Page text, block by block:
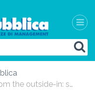
performance management from the outside-in: stakeholder engagement and perceived social impact as key drivers for purposeful performance information use - outside-in performance management: coinvolgimento degli stakeholder e percezione dell’impatto sociale come leve per l’utilizzo delle informazioni di performance